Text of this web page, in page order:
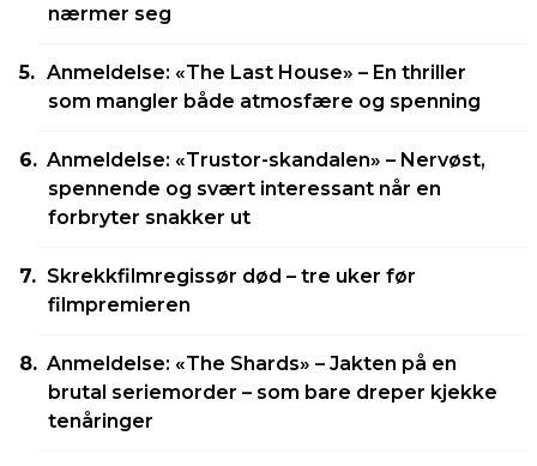
nærmer seg
Anmeldelse: «The Last House» – En thriller
som mangler både atmosfære og spenning
Anmeldelse: «Trustor-skandalen» – Nervøst,
spennende og svært interessant når en
forbryter snakker ut
Skrekkfilmregissør død – tre uker før
filmpremieren
Anmeldelse: «The Shards» – Jakten på en
brutal seriemorder – som bare dreper kjekke
tenåringer